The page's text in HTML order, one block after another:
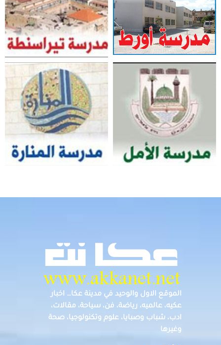
الموقع الاول والوحيد في مدينة عكا… اخبار
عكيه، عالميه، رياضة، فن، سياحة، مقالات،
ادب، شباب وصبايا، علوم وتكنولوجيا، صحة
وغيرها